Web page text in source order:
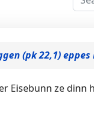
(pk 22,1)
Eisebunn ze dinn